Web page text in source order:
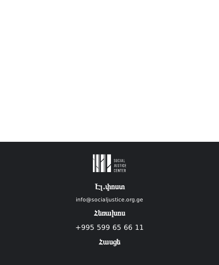
Էլ.փոստ
info@socialjustice.org.ge
Հեռախոս
+995 599 65 66 11
Հասցե